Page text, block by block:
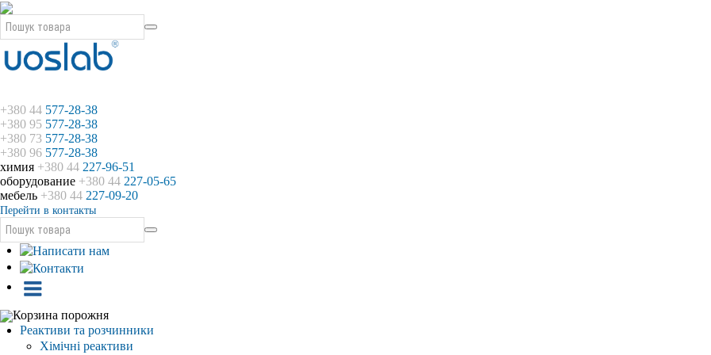
+380 44 577-28-38
+380 95 577-28-38
+380 73 577-28-38
+380 96 577-28-38
химия +380 44 227-96-51
оборудование +380 44 227-05-65
мебель +380 44 227-09-20
Перейти в контакты
Корзина порожня
Реактиви та розчинники
Хімічні реактиви